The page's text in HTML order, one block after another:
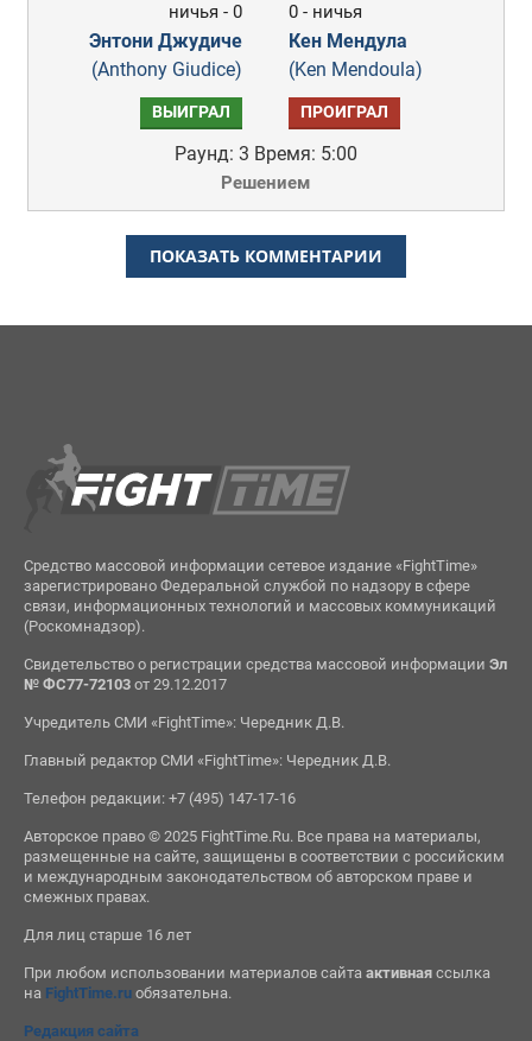
ничья - 0
Энтони Джудиче
(Anthony Giudice)
0 - ничья
Кен Мендула
(Ken Mendoula)
ВЫИГРАЛ ПРОИГРАЛ
Раунд: 3 Время: 5:00
Решением
ПОКАЗАТЬ КОММЕНТАРИИ
Средство массовой информации сетевое издание «FightTime»
зарегистрировано Федеральной службой по надзору в сфере
связи, информационных технологий и массовых коммуникаций
(Роскомнадзор).
Свидетельство о регистрации средства массовой информации Эл
№ ФС77-72103от 29.12.2017
Учредитель СМИ «FightTime»: Чередник Д.В.
Главный редактор СМИ «FightTime»: Чередник Д.В.
Телефон редакции: +7 (495) 147-17-16
Авторское право © 2025 FightTime.Ru. Все права на материалы,
размещенные на сайте, защищены в соответствии с российским
и международным законодательством об авторском праве и
смежных правах.
Для лиц старше 16 лет
При любом использовании материалов сайта активнаяссылка
на FightTime.ruобязательна.
Редакция сайта